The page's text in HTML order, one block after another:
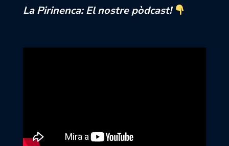
La Pirinenca: El nostre pòdcast!